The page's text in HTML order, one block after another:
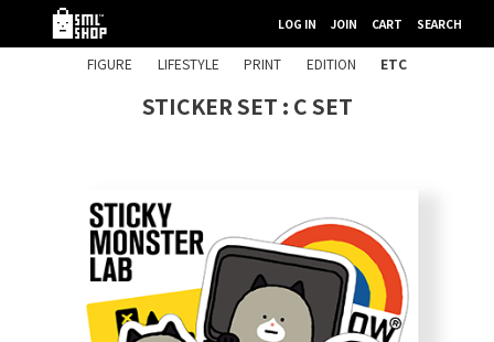
LOG IN JOIN CART SEARCH
FIGURE LIFESTYLE PRINT EDITION ETC
STICKER SET : C SET